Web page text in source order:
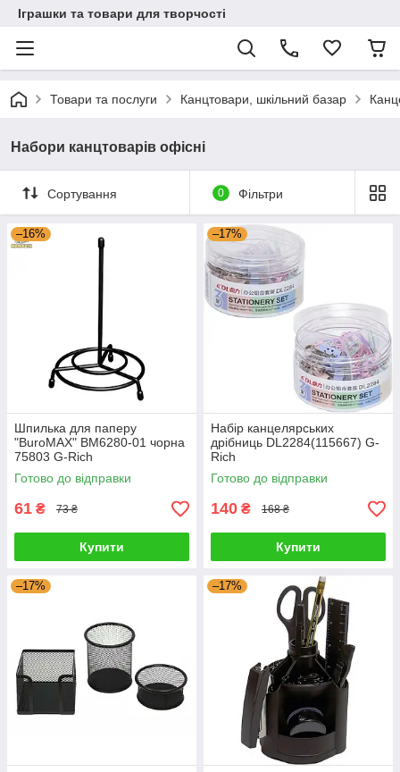
Іграшки та товари для творчості
Товари та послуги Канцтовари, шкільний базар
Набори канцтоварів офісні
Сортування 0 Фільтри
–16%
Шпилька для паперу
"BuroMAX" BM6280-01 чорна
75803 G-Rich
Готово до відправки
61 ₴ 73 ₴
Купити
–17%
Набір канцелярських
дрібниць DL2284(115667) G-
Rich
Готово до відправки
140 ₴ 168 ₴
Купити
–17% –17%